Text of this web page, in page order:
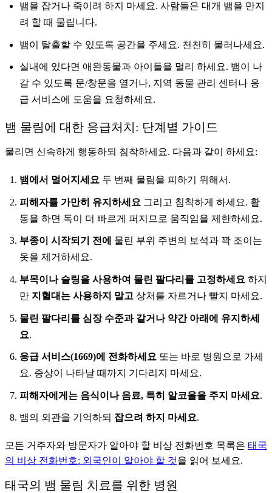
뱀을 잡거나 죽이려 하지 마세요. 사람들은 대개 뱀을 만지
려 할 때 물립니다.
뱀이 탈출할 수 있도록 공간을 주세요. 천천히 물러나세요.
실내에 있다면 애완동물과 아이들을 멀리 하세요. 뱀이 나
갈 수 있도록 문/창문을 열거나, 지역 동물 관리 센터나 응
급 서비스에 도움을 요청하세요.
뱀 물림에 대한 응급처치: 단계별 가이드
물리면 신속하게 행동하되 침착하세요. 다음과 같이 하세요:
뱀에서 멀어지세요 두 번째 물림을 피하기 위해서.
피해자를 가만히 유지하세요 그리고 침착하게 하세요. 활
동을 하면 독이 더 빠르게 퍼지므로 움직임을 제한하세요.
부종이 시작되기 전에
물린 부위 주변의 보석과 꽉 조이는
옷을 제거하세요.
부목이나 슬링을 사용하여 물린 팔다리를 고정하세요 하지
만 지혈대는 사용하지 말고 상처를 자르거나 빨지 마세요.
물린 팔다리를 심장 수준과 같거나 약간 아래에 유지하세
요.
응급 서비스(1669)에 전화하세요 또는 바로 병원으로 가세
요. 증상이 나타날 때까지 기다리지 마세요.
피해자에게는 음식이나 음료, 특히 알코올을 주지 마세요.
뱀의 외관을 기억하되 잡으려 하지 마세요.
모든 거주자와 방문자가 알아야 할 비상 전화번호 목록은 태국
의 비상 전화번호: 외국인이 알아야 할 것을 읽어 보세요.
태국의 뱀 물림 치료를 위한 병원